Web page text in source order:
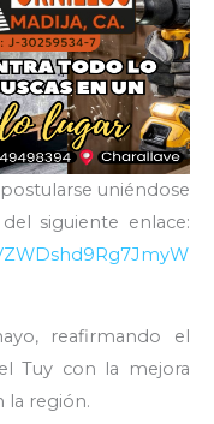
uniéndose
siguiente enlace:
reafirmando el
Tuy con la mejora
la región.